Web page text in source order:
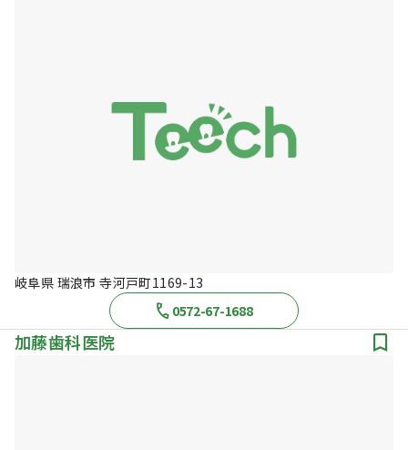
岐阜県 瑞浪市 寺河戸町1169-13
0572-67-1688
加藤歯科医院